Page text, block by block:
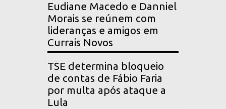
Eudiane Macedo e Danniel
Morais se reúnem com
lideranças e amigos em
Currais Novos
TSE determina bloqueio
de contas de Fábio Faria
por multa após ataque a
Lula